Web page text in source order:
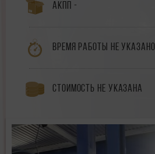
АКПП -
Время работы не указано
Стоимость не указана